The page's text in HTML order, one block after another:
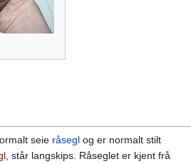
seie råsegl og er normalt stilt
, står langskips. Råseglet er kjent frå